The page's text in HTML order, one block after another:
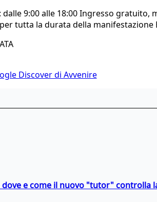
9:00 alle 18:00 Ingresso
tutta la durata della
Discover di Avvenire
dove e come il nuovo "tutor" controlla